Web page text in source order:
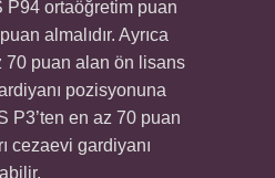
P94 ortaöğretim puan
almalıdır. Ayrıca
70 puan alan ön lisans
pozisyonuna
P3’ten en az 70 puan
cezaevi gardiyanı